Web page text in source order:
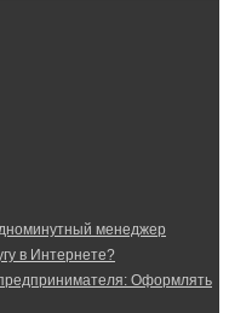
менеджер
в Интернете?
Оформлять